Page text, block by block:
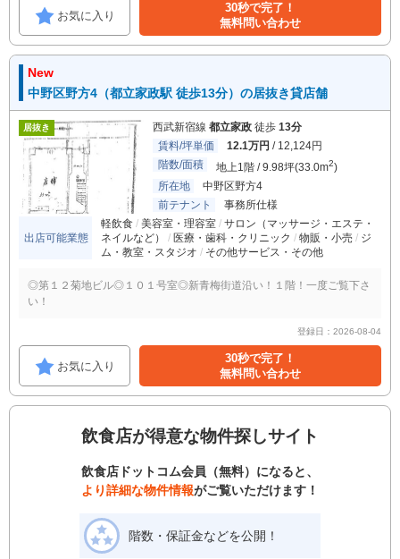
お気に入り
30秒で完了！
無料問い合わせ
New
中野区野方4（都立家政駅 徒歩13分）の居抜き貸店舗
居抜き 西武新宿線 都立家政 徒歩 13分
賃料/坪単価
12.1万円 / 12,124円
階数/面積
地上1階 / 9.98坪(33.0m2)
所在地
中野区野方4
前テナント
事務所仕様
出店可能業態
軽飲食 美容室・理容室
サロン（マッサージ・エステ・
ネイルなど）
医療・歯科・クリニック 物販・小売
ジ
ム・教室・スタジオ
その他サービス・その他
◎第１２菊地ビル◎１０１号室◎新青梅街道沿い！１階！一度ご覧下さ
い！
登録日：2026-08-04
お気に入り
30秒で完了！
無料問い合わせ
飲食店が得意な物件探しサイト
飲食店ドットコム会員（無料）になると、
より詳細な物件情報がご覧いただけます！
階数・保証金などを公開！